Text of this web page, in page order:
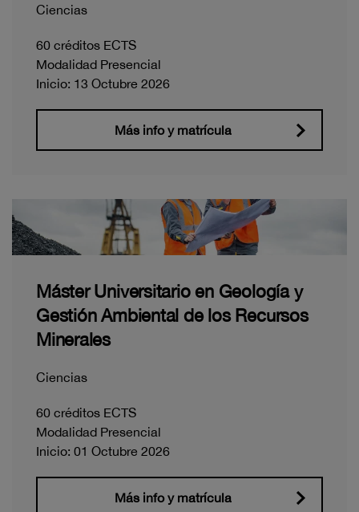
Ciencias
60 créditos ECTS
Modalidad Presencial
Inicio: 13 Octubre 2026
Más info y matrícula
Máster Universitario en Geología y
Gestión Ambiental de los Recursos
Minerales
Ciencias
60 créditos ECTS
Modalidad Presencial
Inicio: 01 Octubre 2026
Más info y matrícula